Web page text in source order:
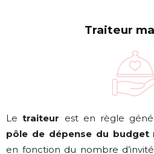
Traiteur
Letraiteur est en règle
pôle de dépense du budget
en fonction du nombre